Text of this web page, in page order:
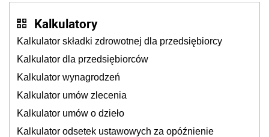
Kalkulatory
Kalkulator składki zdrowotnej dla przedsiębiorcy
Kalkulator dla przedsiębiorców
Kalkulator wynagrodzeń
Kalkulator umów zlecenia
Kalkulator umów o dzieło
Kalkulator odsetek ustawowych za opóźnienie